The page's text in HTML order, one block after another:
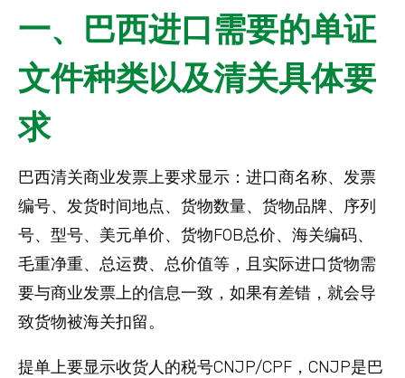
一、巴西进口需要的单证
文件种类以及清关具体要
求
巴西清关商业发票上要求显示：进口商名称、发票
编号、发货时间地点、货物数量、货物品牌、序列
号、型号、美元单价、货物FOB总价、海关编码、
毛重净重、总运费、总价值等，且实际进口货物需
要与商业发票上的信息一致，如果有差错，就会导
致货物被海关扣留。
提单上要显示收货人的税号CNJP/CPF，CNJP是巴